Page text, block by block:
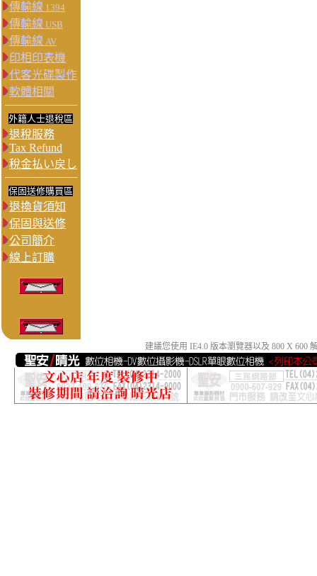
傳輸線 1394
傳輸線 USB
傳輸線 AV
印相印表機
代客光碟製作
軟體相關
外籍人士退稅區
退稅服務
Tax Refund
稅金払い戻し
保固送修購買區
退換貨須知
保固與送修
公司簡介
線上訂購
建議您使用 IE4.0 版本瀏覽器以及 800 X 600